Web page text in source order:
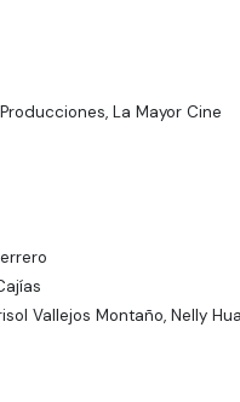
La Mayor Cine
Vallejos Montaño, Nelly